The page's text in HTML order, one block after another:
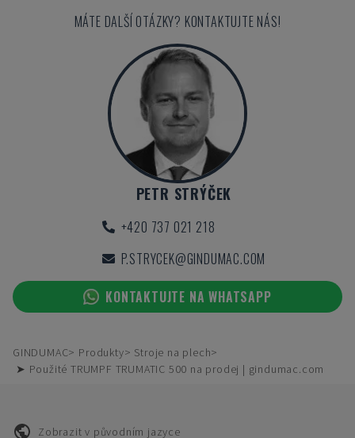
MÁTE DALŠÍ OTÁZKY? KONTAKTUJTE NÁS!
PETR STRÝČEK
+420 737 021 218
P.STRYCEK@GINDUMAC.COM
KONTAKTUJTE NA WHATSAPP
GINDUMAC Produkty
Stroje na plech
➤ Použité TRUMPF TRUMATIC 500 na prodej | gindumac.com
Zobrazit v původním jazyce